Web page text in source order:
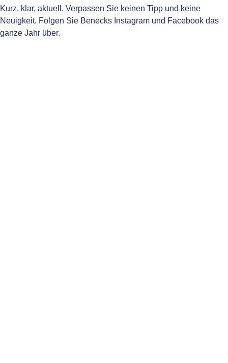
Kurz, klar, aktuell. Verpassen Sie keinen Tipp und keine
Neuigkeit. Folgen Sie Benecks Instagram und Facebook das
ganze Jahr über.